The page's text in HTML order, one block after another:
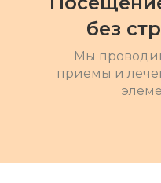
без
Мы
приемы и